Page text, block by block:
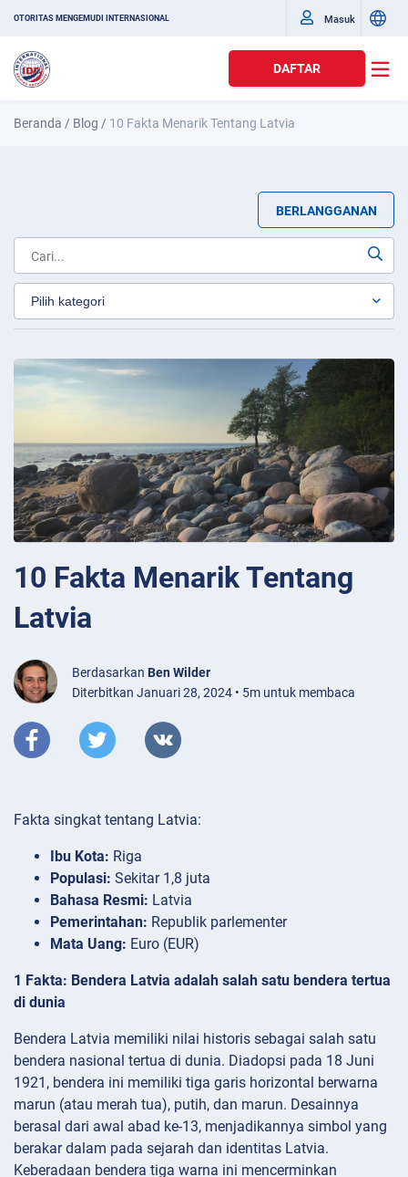
OTORITAS MENGEMUDI INTERNASIONAL Masuk
DAFTAR
Beranda / Blog / 10 Fakta Menarik Tentang Latvia
BERLANGGANAN
10 Fakta Menarik Tentang
Latvia
Berdasarkan Ben Wilder
Diterbitkan Januari 28, 2024 • 5m untuk membaca
Fakta singkat tentang Latvia:
Ibu Kota: Riga
Populasi: Sekitar 1,8 juta
Bahasa Resmi: Latvia
Pemerintahan: Republik parlementer
Mata Uang: Euro (EUR)
1 Fakta: Bendera Latvia adalah salah satu bendera tertua
di dunia
Bendera Latvia memiliki nilai historis sebagai salah satu
bendera nasional tertua di dunia. Diadopsi pada 18 Juni
1921, bendera ini memiliki tiga garis horizontal berwarna
marun (atau merah tua), putih, dan marun. Desainnya
berasal dari awal abad ke-13, menjadikannya simbol yang
berakar dalam pada sejarah dan identitas Latvia.
Keberadaan bendera tiga warna ini mencerminkan